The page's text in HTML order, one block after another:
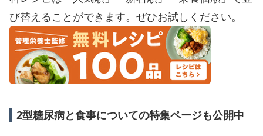
び替えることができます。ぜひお試しください。
2型糖尿病と食事についての特集ページも公開中